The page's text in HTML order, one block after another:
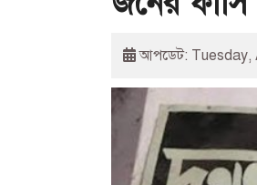
আপডেট: Tuesday,